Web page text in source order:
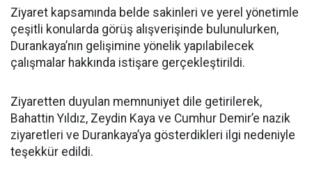
Ziyaret kapsamında belde sakinleri ve yerel yönetimle
çeşitli konularda görüş alışverişinde bulunulurken,
Durankaya’nın gelişimine yönelik yapılabilecek
çalışmalar hakkında istişare gerçekleştirildi.
Ziyaretten duyulan memnuniyet dile getirilerek,
Bahattin Yıldız, Zeydin Kaya ve Cumhur Demir’e nazik
ziyaretleri ve Durankaya’ya gösterdikleri ilgi nedeniyle
teşekkür edildi.